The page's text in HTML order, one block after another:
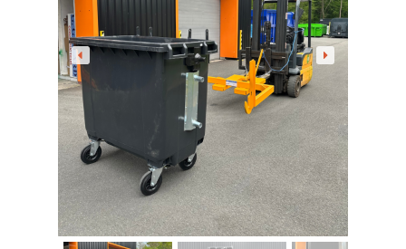
pour bennes
Concept ECOPAKT
Déchetterie à plat
Déchetterie Mobile
Synthèse de notre
déchetteries
Equipements divers
contact@gillard-sas.fr